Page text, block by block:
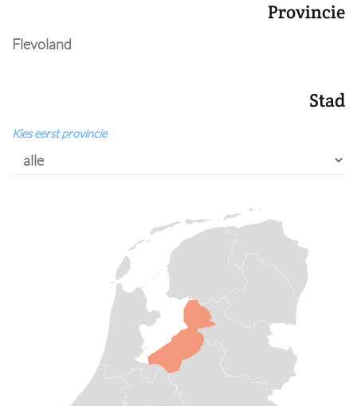
Provincie
Flevoland
Stad
Kies eerst provincie